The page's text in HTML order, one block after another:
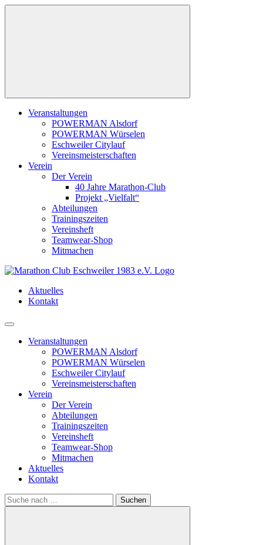
Zum
Veranstaltungen
POWERMAN Alsdorf
POWERMAN Würselen
Eschweiler Citylauf
Vereinsmeisterschaften
Verein
Der Verein
40 Jahre Marathon-Club
Projekt „Vielfalt“
Abteilungen
Trainingszeiten
Vereinsheft
Teamwear-Shop
Mitmachen
Aktuelles
Kontakt
Menü
Veranstaltungen
POWERMAN Alsdorf
POWERMAN Würselen
Eschweiler Citylauf
Vereinsmeisterschaften
Verein
Der Verein
Abteilungen
Trainingszeiten
Vereinsheft
Teamwear-Shop
Mitmachen
Aktuelles
Kontakt
Search
for: